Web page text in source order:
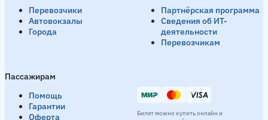
Перевозчики
Автовокзалы
Города
Пассажирам
Помощь
Гарантии
Оферта
Партнёрская программа
Сведения об ИТ-
деятельности
Перевозчикам
Билет можно купить онлайн и